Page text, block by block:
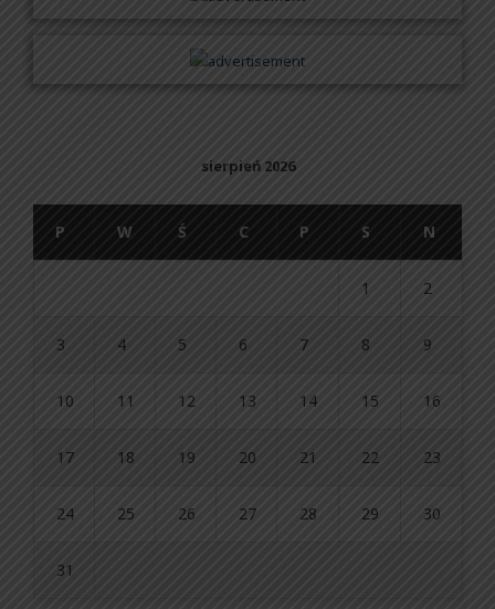
sierpień 2026
P W Ś C P S N
1 2
3 4 5 6 7 8 9
10 11 12 13 14 15 16
17 18 19 20 21 22 23
24 25 26 27 28 29 30
31